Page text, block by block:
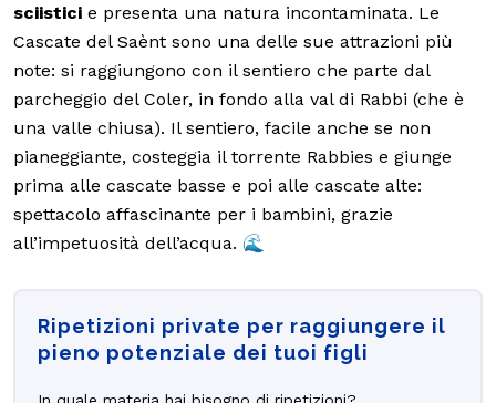
sciistici e presenta una natura incontaminata. Le
Cascate del Saènt sono una delle sue attrazioni più
note: si raggiungono con il sentiero che parte dal
parcheggio del Coler, in fondo alla val di Rabbi (che è
una valle chiusa). Il sentiero, facile anche se non
pianeggiante, costeggia il torrente Rabbies e giunge
prima alle cascate basse e poi alle cascate alte:
spettacolo affascinante per i bambini, grazie
all’impetuosità dell’acqua. 🌊
Ripetizioni private per raggiungere il
pieno potenziale dei tuoi figli